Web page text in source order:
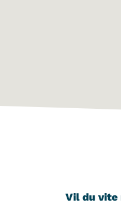
Vil du vite